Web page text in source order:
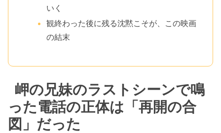
いく
観終わった後に残る沈黙こそが、この映画
の結末
岬の兄妹のラストシーンで鳴
った電話の正体は「再開の合
図」だった